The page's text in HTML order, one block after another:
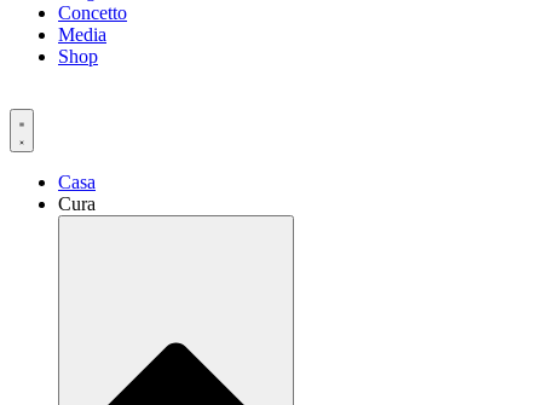
Concetto
Media
Shop
Casa
Cura